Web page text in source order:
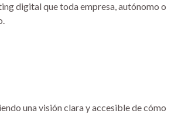
digital que toda empresa, autónomo o
una visión clara y accesible de cómo